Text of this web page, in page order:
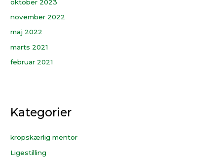
oktober 2023
november 2022
maj 2022
marts 2021
februar 2021
Kategorier
kropskærlig mentor
Ligestilling